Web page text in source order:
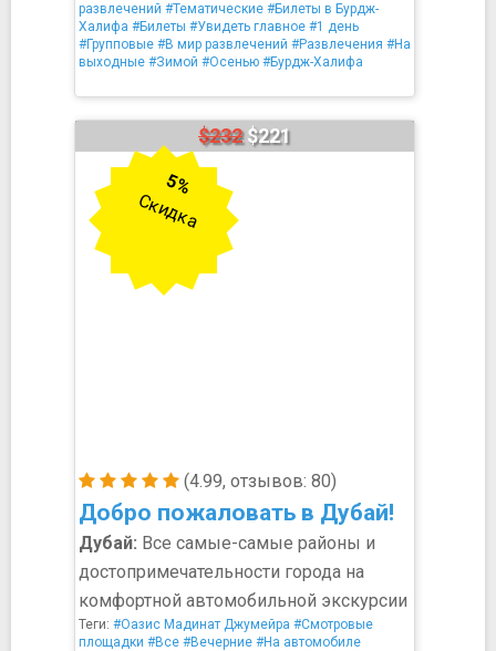
развлечений #Тематические #Билеты в Бурдж-
Халифа #Билеты #Увидеть главное #1 день
#Групповые #В мир развлечений #Развлечения #На
выходные #Зимой #Осенью #Бурдж-Халифа
(4.99, отзывов: 80)
Добро пожаловать в Дубай!
$232$221
5%
Скидка
Дубай: Все самые-самые районы и
достопримечательности города на
комфортной автомобильной экскурсии
Теги: #Оазис Мадинат Джумейра #Смотровые
площадки #Все #Вечерние #На автомобиле